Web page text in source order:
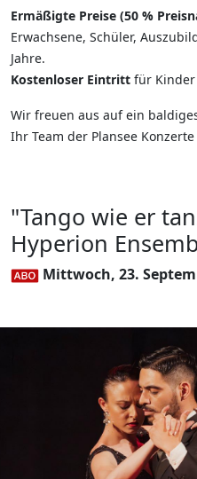
Ermäßigte Preise (50 %
Erwachsene, Schüler,
Jahre.
Kostenloser Eintritt für Kinder
Wir freuen aus auf ein
Ihr Team der Plansee Konzerte
"Tango wie er
Hyperion
Mittwoch, 23.